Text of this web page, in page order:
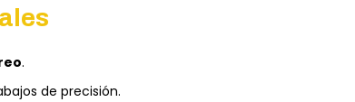
.
de precisión.